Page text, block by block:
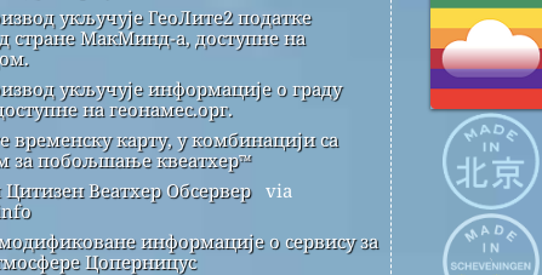
укључује ГеоЛите2 податке
стране МакМинд-а, доступне на
укључује информације о граду
на геонамес.орг.
временску карту, у комбинацији са
за побољшање квеатхер™
Веатхер Обсервер via
информације о сервису за
Цоперницус